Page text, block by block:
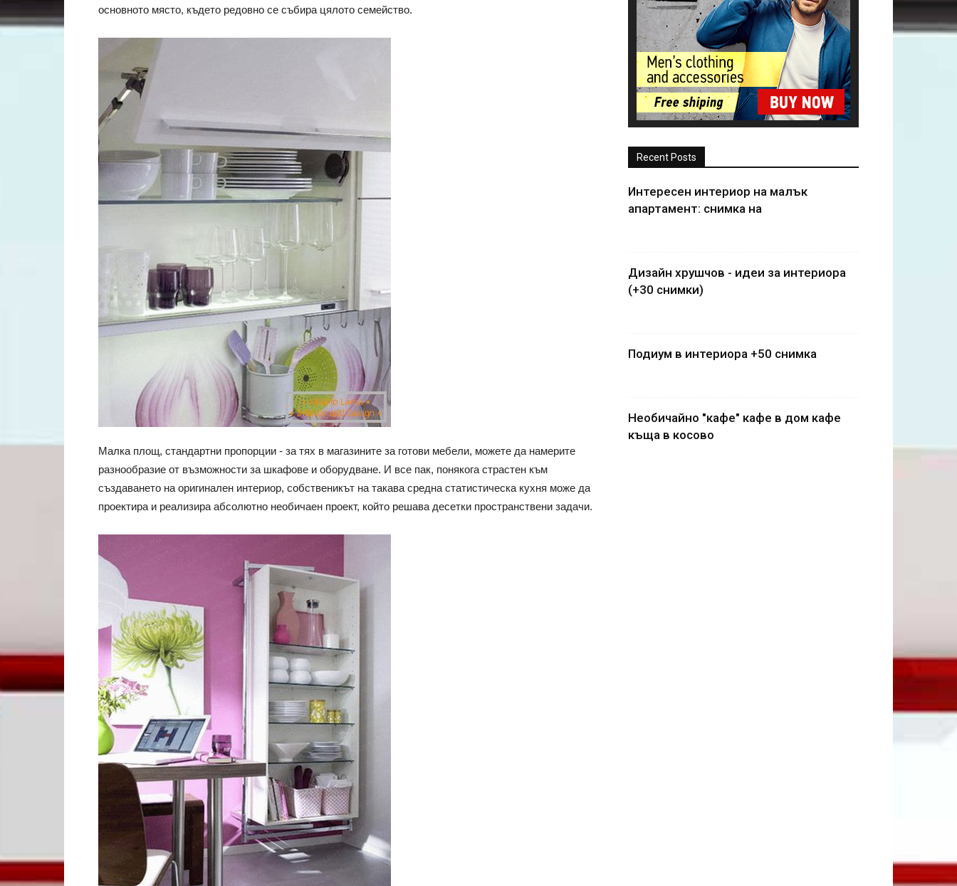
основното място, където редовно се събира цялото семейство.
Малка площ, стандартни пропорции - за тях в магазините за готови мебели, можете да намерите
разнообразие от възможности за шкафове и оборудване. И все пак, понякога страстен към
създаването на оригинален интериор, собственикът на такава средна статистическа кухня може да
проектира и реализира абсолютно необичаен проект, който решава десетки пространствени задачи.
Recent Posts
Интересен интериор на малък
апартамент: снимка на
Дизайн хрушчов - идеи за интериора
(+30 снимки)
Подиум в интериора +50 снимка
Необичайно "кафе" кафе в дом кафе
къща в косово